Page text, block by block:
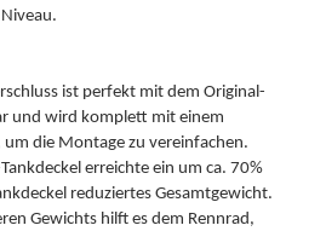
ist perfekt mit dem Original-
und wird komplett mit einem
die Montage zu vereinfachen.
erreichte ein um ca. 70%
reduziertes Gesamtgewicht.
Gewichts hilft es dem Rennrad,